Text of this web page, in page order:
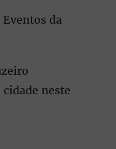
da
neste